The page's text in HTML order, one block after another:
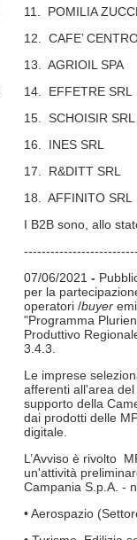
11. POMILIA
12. CAFE’
13. AGRIOIL SPA
14. EFFETRE SRL
15. SCHOISIR SRL
16. INES SRL
17. R&DITT SRL
18. AFFINITO SRL
I B2B sono, allo
07/06/2021 -
per la
operatori /buyer
"Programma
Produttivo
3.4.3.
Le imprese
afferenti all'area
supporto della
dai prodotti delle
digitale.
L’Avviso è rivolto
un'attività
Campania S.p.A. -
• Aerospazio